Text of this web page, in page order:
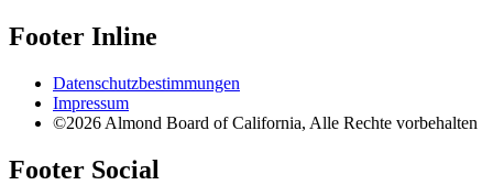
Footer Inline
Datenschutzbestimmungen
Impressum
©2026 Almond Board of California, Alle Rechte vorbehalten
Footer Social